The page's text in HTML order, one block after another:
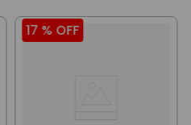
17 % OFF